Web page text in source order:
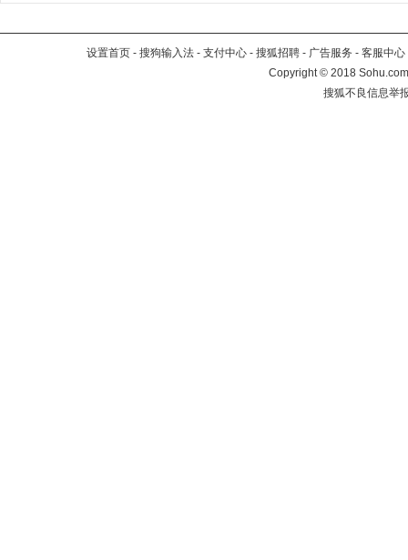
设置首页 - 搜狗输入法 - 支付中心 - 搜狐招聘 - 广告服务 - 客服中心
Copyright©2018
搜狐不良信息举